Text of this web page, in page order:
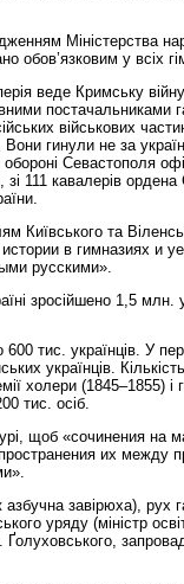
Міністерства
обов’язковим у всіх
веде Кримську
постачальниками
військових
гинули не за
обороні Севастополя
111 кавалерів
Київського та
в гимназиях и
русскими».
зросійшено 1,5 млн.
600 тис. українців. У
українців.
холери (1845–1855) і
тис. осіб.
щоб «сочинения на
их между
завірюха), рух
уряду (міністр